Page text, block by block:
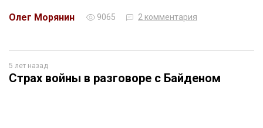
Олег Морянин 9065 2 комментария
5 лет назад
Страх войны в разговоре с Байденом